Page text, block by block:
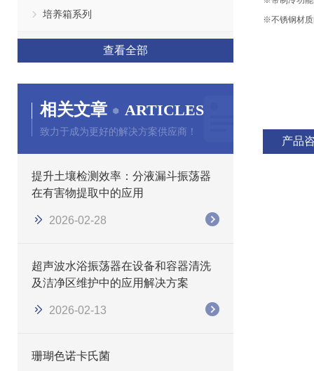
培养箱系列
查看全部
相关文章 ARTICLES
致力于成为更好的解决方案供应商！
提升土壤检测效率：分液漏斗振荡器
在有害物提取中的应用
2026-02-28
​​超声波水浴振荡器在设备和容器清洗
及洁净区维护中的应用解决方案
2026-02-13
珊瑚色诺卡氏菌
※不锈钢材质
产品